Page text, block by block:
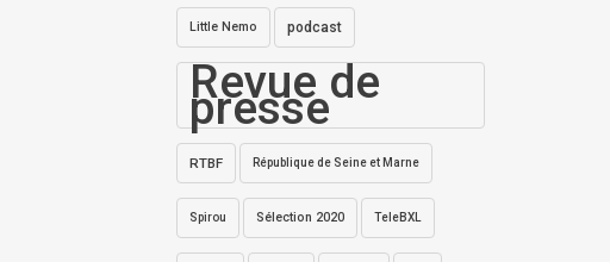
Little Nemo podcast
Revue de
presse
RTBF République de Seine et Marne
Spirou Sélection 2020 TeleBXL